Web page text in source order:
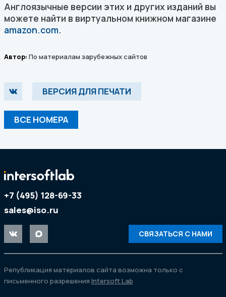
Англоязычные версии этих и других изданий вы
можете найти в виртуальном книжном магазине
amazon.com.
Автор: По материалам зарубежных сайтов
ВЕРСИЯ ДЛЯ ПЕЧАТИ
ВСЕ НОМЕРА
+7 (495) 128-69-33
sales@iso.ru
СВЯЗАТЬСЯ С НАМИ
Републикация материалов сайта возможна только с
письменного разрешения Intersoft Lab